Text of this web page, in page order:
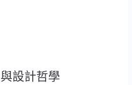
設計哲學